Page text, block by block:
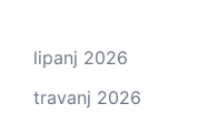
lipanj 2026
travanj 2026